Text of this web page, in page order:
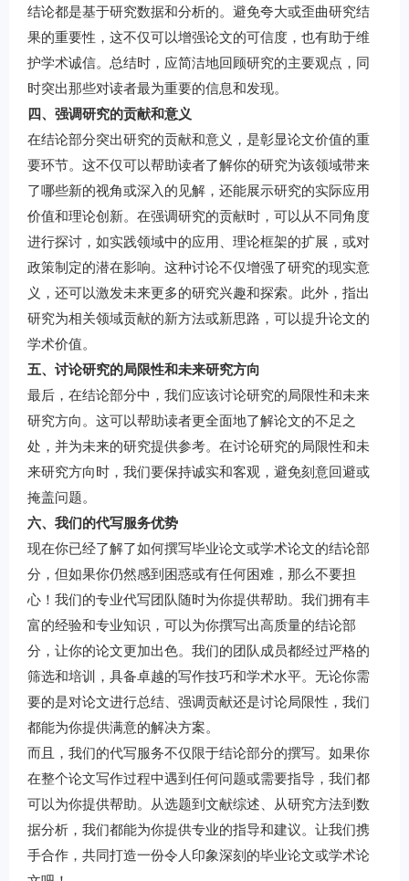
结论都是基于研究数据和分析的。避免夸大或歪曲研究结
果的重要性，这不仅可以增强论文的可信度，也有助于维
护学术诚信。总结时，应简洁地回顾研究的主要观点，同
时突出那些对读者最为重要的信息和发现。
四、强调研究的贡献和意义
在结论部分突出研究的贡献和意义，是彰显论文价值的重
要环节。这不仅可以帮助读者了解你的研究为该领域带来
了哪些新的视角或深入的见解，还能展示研究的实际应用
价值和理论创新。在强调研究的贡献时，可以从不同角度
进行探讨，如实践领域中的应用、理论框架的扩展，或对
政策制定的潜在影响。这种讨论不仅增强了研究的现实意
义，还可以激发未来更多的研究兴趣和探索。此外，指出
研究为相关领域贡献的新方法或新思路，可以提升论文的
学术价值。
五、讨论研究的局限性和未来研究方向
最后，在结论部分中，我们应该讨论研究的局限性和未来
研究方向。这可以帮助读者更全面地了解论文的不足之
处，并为未来的研究提供参考。在讨论研究的局限性和未
来研究方向时，我们要保持诚实和客观，避免刻意回避或
掩盖问题。
六、我们的代写服务优势
现在你已经了解了如何撰写毕业论文或学术论文的结论部
分，但如果你仍然感到困惑或有任何困难，那么不要担
心！我们的专业代写团队随时为你提供帮助。我们拥有丰
富的经验和专业知识，可以为你撰写出高质量的结论部
分，让你的论文更加出色。我们的团队成员都经过严格的
筛选和培训，具备卓越的写作技巧和学术水平。无论你需
要的是对论文进行总结、强调贡献还是讨论局限性，我们
都能为你提供满意的解决方案。
而且，我们的代写服务不仅限于结论部分的撰写。如果你
在整个论文写作过程中遇到任何问题或需要指导，我们都
可以为你提供帮助。从选题到文献综述、从研究方法到数
据分析，我们都能为你提供专业的指导和建议。让我们携
手合作，共同打造一份令人印象深刻的毕业论文或学术论